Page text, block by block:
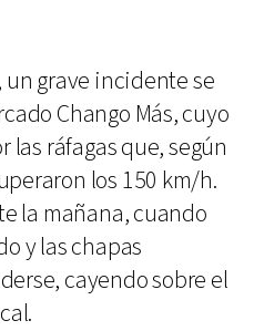
grave incidente se
Chango Más, cuyo
ráfagas que, según
los 150 km/h.
la mañana, cuando
y las chapas
cayendo sobre el